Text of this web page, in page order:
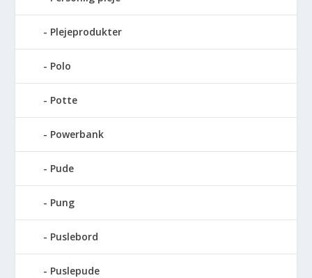
Plejeprodukter
Polo
Potte
Powerbank
Pude
Pung
Puslebord
Puslepude